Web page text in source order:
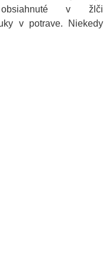
v žlči
v potrave. Niekedy